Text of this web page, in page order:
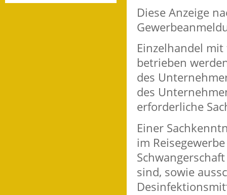
Diese Anzeige
Einzelhandel
betrieben
des
des
erforderliche
Einer
im
sind, sowie